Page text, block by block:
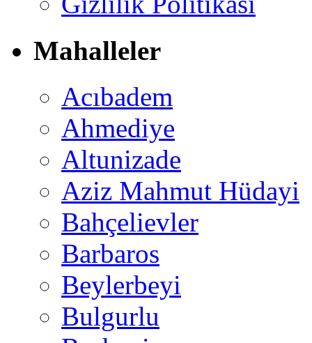
Mahalleler
Acıbadem
Ahmediye
Altunizade
Aziz Mahmut Hüdayi
Bahçelievler
Barbaros
Beylerbeyi
Bulgurlu